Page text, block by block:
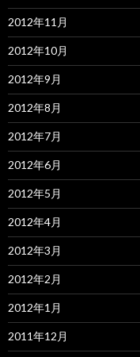
2012年11月
2012年10月
2012年9月
2012年8月
2012年7月
2012年6月
2012年5月
2012年4月
2012年3月
2012年2月
2012年1月
2011年12月